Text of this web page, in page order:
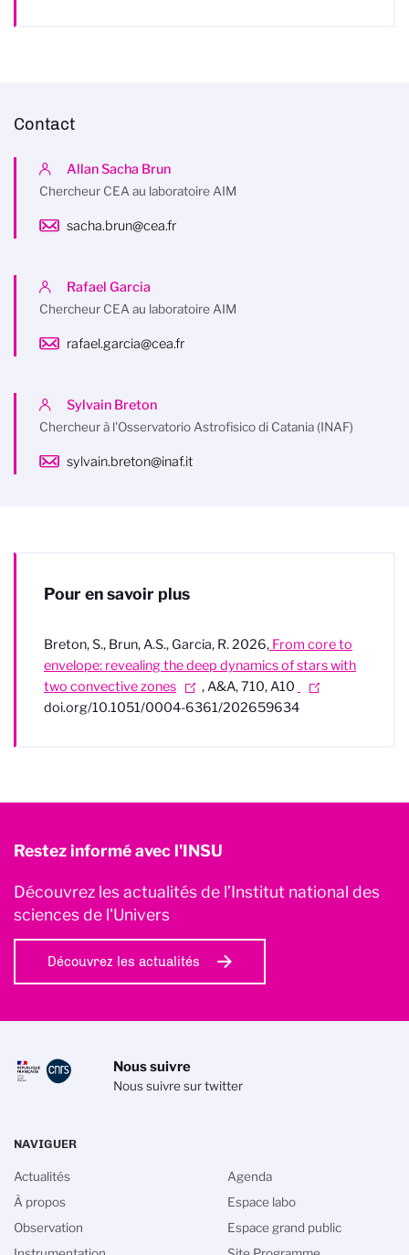
Contact
Allan Sacha Brun
Chercheur CEA au laboratoire AIM
sacha.brun@cea.fr
Rafael Garcia
Chercheur CEA au laboratoire AIM
rafael.garcia@cea.fr
Sylvain Breton
Chercheur à l'Osservatorio Astrofisico di Catania (INAF)
sylvain.breton@inaf.it
Pour en savoir plus
Breton, S., Brun, A.S., Garcia, R. 2026, From core to
envelope: revealing the deep dynamics of stars with
two convective zones
, A&A, 710, A10
doi.org/10.1051/0004-6361/202659634
Restez informé avec l'INSU
Découvrez les actualités de l’Institut national des
sciences de l'Univers
Découvrez les actualités
Nous suivre
Nous suivre sur twitter
NAVIGUER
Actualités
À propos
Observation
Agenda
Espace labo
Espace grand public